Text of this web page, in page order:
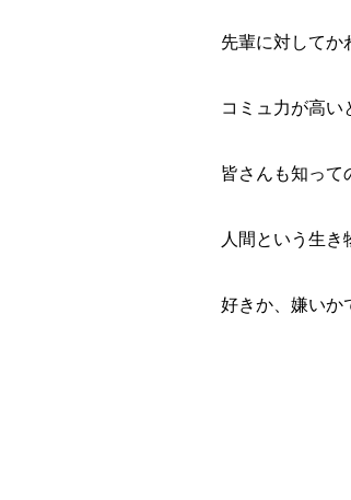
先輩に対してか
コミュ力が高い
皆さんも知って
人間という生き
好きか、嫌いか